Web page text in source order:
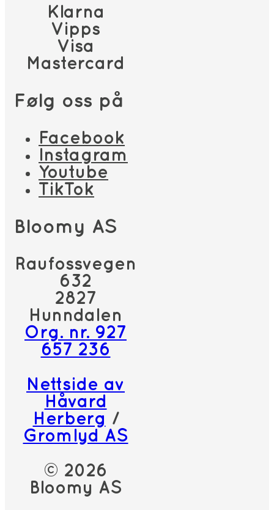
Klarna
Vipps
Visa
Mastercard
Følg oss på
Facebook
Instagram
Youtube
TikTok
Bloomy AS
Raufossvegen
632
2827
Hunndalen
Org. nr. 927
657 236
Nettside av
Håvard
Herberg /
Gromlyd AS
© 2026
Bloomy AS